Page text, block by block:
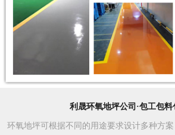
利晟环氧地坪公司·包工包料
环氧地坪可根据不同的用途要求设计多种方案